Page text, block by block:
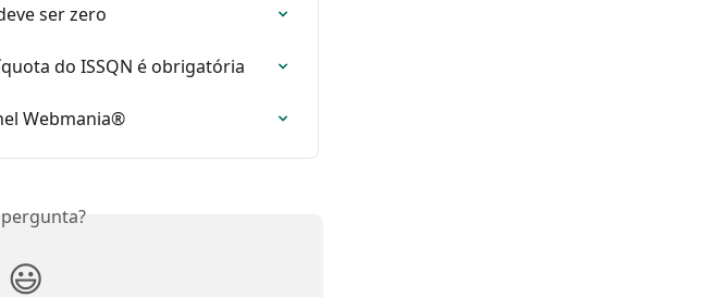
ser zero
do ISSQN é obrigatória
Webmania®
😃